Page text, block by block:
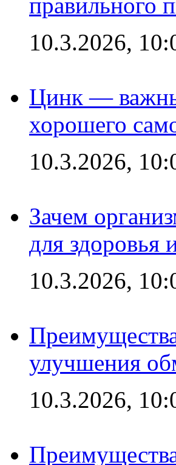
10.3.2026,
Цинк —
хорошего
10.3.2026,
Зачем
для здоровья
10.3.2026,
улучшения
10.3.2026,